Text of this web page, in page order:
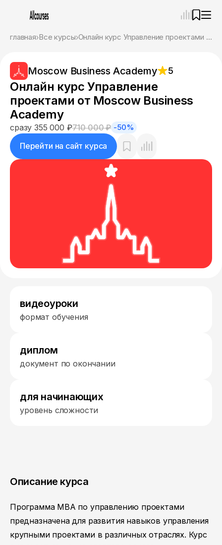
главная Все курсы Онлайн курс Управление проектами от Moscow Business Academy
Moscow Business Academy 5
Онлайн курс Управление
проектами от Moscow Business
Academy
сразу 355 000 ₽710 000 ₽ -50%
Перейти на сайт курса
видеоуроки
формат обучения
диплом
документ по окончании
для начинающих
уровень сложности
Описание курса
Программа MBA по управлению проектами
предназначена для развития навыков управления
крупными проектами в различных отраслях. Курс
Ассистент
Привет! Я Ваш карьерный навигатор. Подберу
курсы, которые соответствует именно вашим
целям.
Пожалуйста, ответьте на несколько вопросов,
чтобы начать.
Приступим?